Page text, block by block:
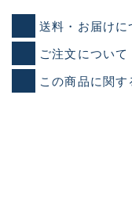
送料・お届けに
ご注文について
この商品に関